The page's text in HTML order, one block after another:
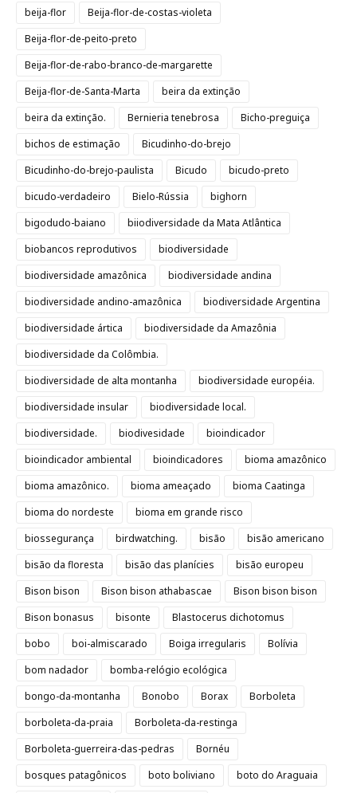
beija-flor
Beija-flor-de-costas-violeta
Beija-flor-de-peito-preto
Beija-flor-de-rabo-branco-de-margarette
Beija-flor-de-Santa-Marta
beira da extinção
beira da extinção.
Bernieria tenebrosa
Bicho-preguiça
bichos de estimação
Bicudinho-do-brejo
Bicudinho-do-brejo-paulista
Bicudo
bicudo-preto
bicudo-verdadeiro
Bielo-Rússia
bighorn
bigodudo-baiano
biiodiversidade da Mata Atlântica
biobancos reprodutivos
biodiversidade
biodiversidade amazônica
biodiversidade andina
biodiversidade andino-amazônica
biodiversidade Argentina
biodiversidade ártica
biodiversidade da Amazônia
biodiversidade da Colômbia.
biodiversidade de alta montanha
biodiversidade européia.
biodiversidade insular
biodiversidade local.
biodiversidade.
biodivesidade
bioindicador
bioindicador ambiental
bioindicadores
bioma amazônico
bioma amazônico.
bioma ameaçado
bioma Caatinga
bioma do nordeste
bioma em grande risco
biossegurança
birdwatching. bisão
bisão americano
bisão da floresta
bisão das planícies
bisão europeu
Bison bison
Bison bison athabascae
Bison bison bison
Bison bonasus
bisonte
Blastocerus dichotomus
bobo
boi-almiscarado Boiga irregularis
Bolívia
bom nadador
bomba-relógio ecológica
bongo-da-montanha
Bonobo Borax
Borboleta
borboleta-da-praia
Borboleta-da-restinga
Borboleta-guerreira-das-pedras
Bornéu
bosques patagônicos
boto boliviano
boto do Araguaia